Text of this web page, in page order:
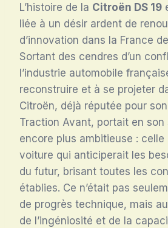
L’histoire de la Citroën DS 19
liée à un désir ardent de
d’innovation dans la France
Sortant des cendres d’un
l’industrie automobile
reconstruire et à se projeter
Citroën, déjà réputée pour
Traction Avant, portait en son
encore plus ambitieuse :
voiture qui anticiperait les
du futur, brisant toutes les
établies. Ce n’était pas
de progrès technique, mais
de l’ingéniosité et de la